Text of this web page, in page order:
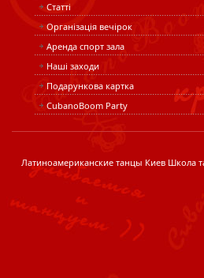
Статті
Організація вечірок
Аренда спорт зала
Наші заходи
Подарункова картка
CubanoBoom Party
Латиноамериканские танцы Киев Школа